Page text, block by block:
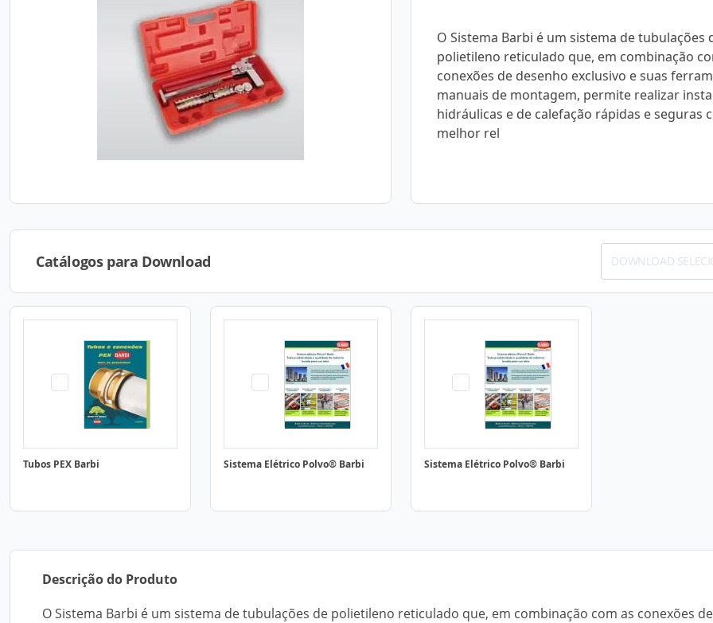
O Sistema Barbi é um sistema de tubulações
polietileno reticulado que, em combinação
conexões de desenho exclusivo e suas
manuais de montagem, permite realizar
hidráulicas e de calefação rápidas e seguras
melhor rel
Catálogos para Download DOWNLOAD
Tubos PEX Barbi Sistema Elétrico Polvo® Barbi Sistema Elétrico Polvo® Barbi
Descrição do Produto
O Sistema Barbi é um sistema de tubulações de polietileno reticulado que, em combinação com as conexões de